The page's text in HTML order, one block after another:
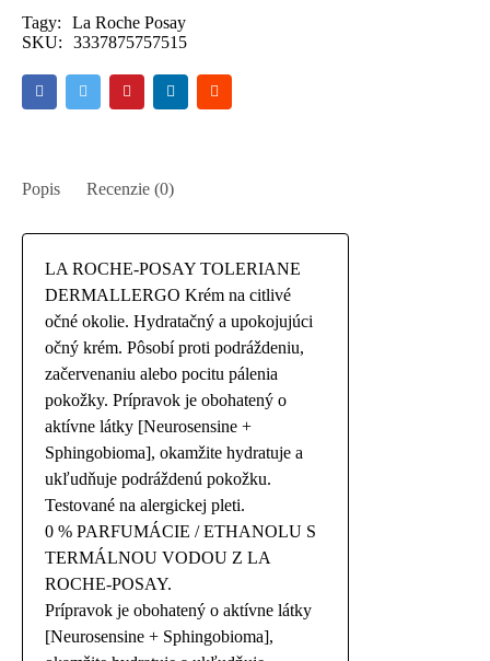
Tagy:
La Roche Posay
SKU:
3337875757515
Popis Recenzie (0)
LA ROCHE-POSAY TOLERIANE
DERMALLERGO Krém na citlivé
očné okolie. Hydratačný a upokojujúci
očný krém. Pôsobí proti podráždeniu,
začervenaniu alebo pocitu pálenia
pokožky. Prípravok je obohatený o
aktívne látky [Neurosensine +
Sphingobioma], okamžite hydratuje a
ukľudňuje podráždenú pokožku.
Testované na alergickej pleti.
0 % PARFUMÁCIE / ETHANOLU S
TERMÁLNOU VODOU Z LA
ROCHE-POSAY.
Prípravok je obohatený o aktívne látky
[Neurosensine + Sphingobioma],